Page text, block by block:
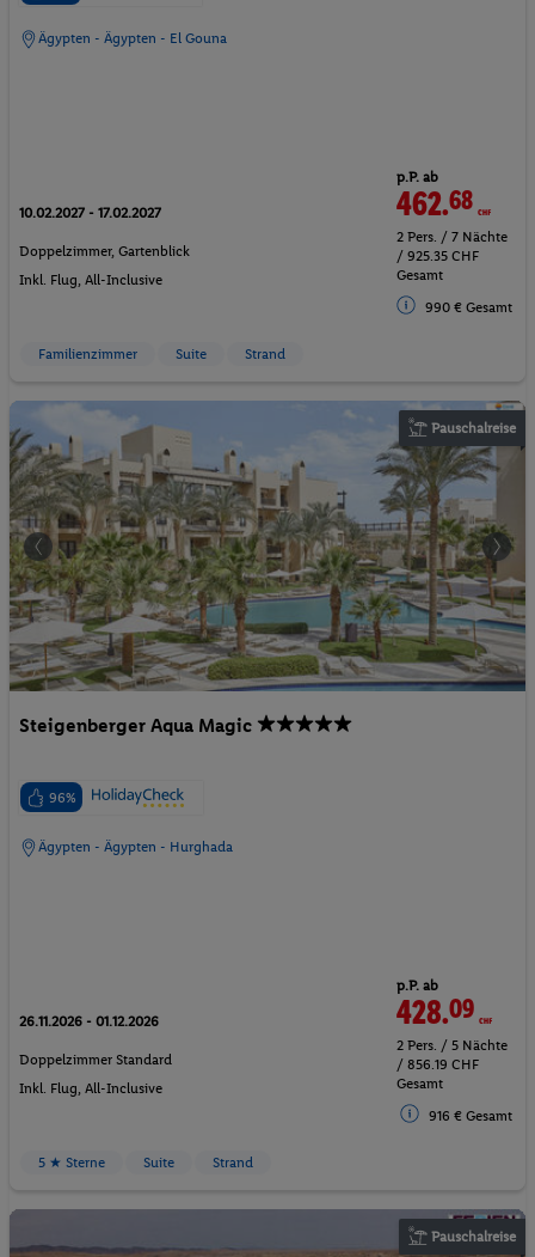
Ägypten - Ägypten - El Gouna
10.02.2027 - 17.02.2027
Doppelzimmer, Gartenblick
Inkl. Flug, All-Inclusive
p.P. ab
462.68CHF
2 Pers. / 7 Nächte
/ 925.35 CHF
Gesamt
990 € Gesamt
Familienzimmer Suite Strand
Pauschalreise
Steigenberger Aqua Magic
96%
Ägypten - Ägypten - Hurghada
26.11.2026 - 01.12.2026
Doppelzimmer Standard
Inkl. Flug, All-Inclusive
p.P. ab
428.09CHF
2 Pers. / 5 Nächte
/ 856.19 CHF
Gesamt
916 € Gesamt
5 ★ Sterne Suite Strand
Pauschalreise